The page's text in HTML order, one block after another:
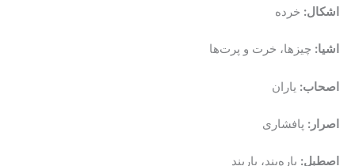
اشکال: خرده
اشیا: چیزها، خرت و پرت‌ها
اصحاب: یاران
اصرار: پافشاری
اصطبل: باره‌بند، باربند